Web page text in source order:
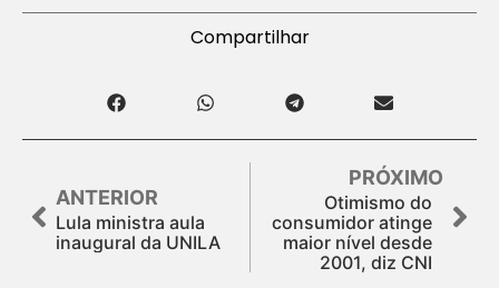
Compartilhar
ANTERIOR
Lula ministra aula
inaugural da UNILA
PRÓXIMO
Otimismo do
consumidor atinge
maior nível desde
2001, diz CNI